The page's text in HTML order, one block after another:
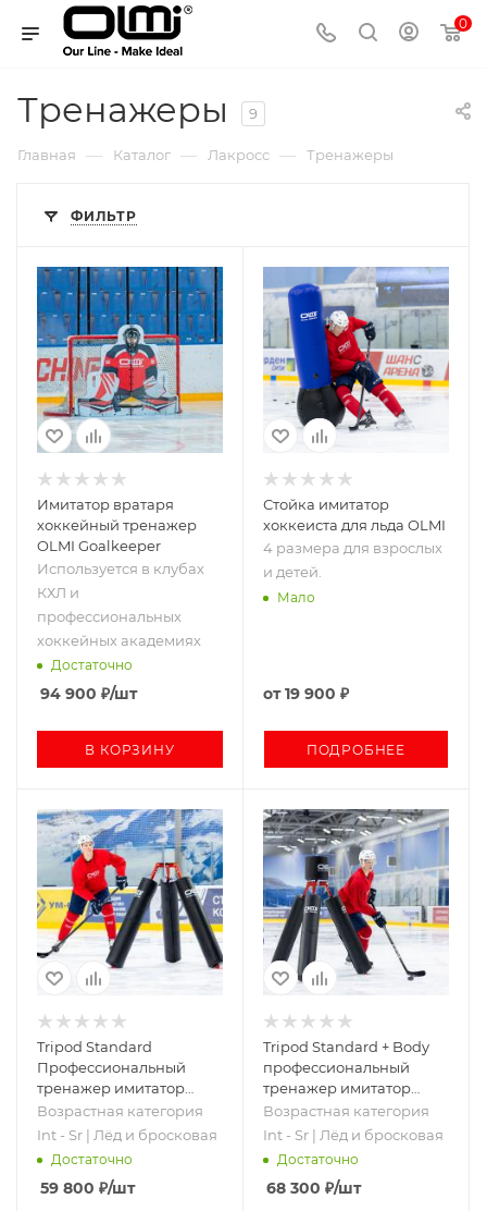
0
Тренажеры 9
Главная — Каталог — Лакросс — Тренажеры
ФИЛЬТР
Имитатор вратаря
хоккейный тренажер
OLMI Goalkeeper
Используется в клубах
КХЛ и
профессиональных
хоккейных академиях
Достаточно
94 900 ₽/шт
В КОРЗИНУ
Стойка имитатор
хоккеиста для льда OLMI
4 размера для взрослых
и детей.
Мало
от19 900 ₽
ПОДРОБНЕЕ
Tripod Standard
Профессиональный
тренажер имитатор
OLMI
Возрастная категория
Int - Sr | Лёд и бросковая
Достаточно
59 800 ₽/шт
Tripod Standard + Body
профессиональный
тренажер имитатор
OLMI
Возрастная категория
Int - Sr | Лёд и бросковая
Достаточно
68 300 ₽/шт